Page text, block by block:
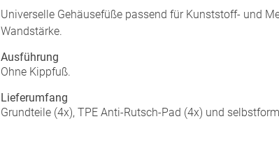
Universelle Gehäusefüße passend für Kunststoff- und
Wandstärke.
Ausführung
Ohne Kippfuß.
Lieferumfang
Grundteile (4x), TPE Anti-Rutsch-Pad (4x) und